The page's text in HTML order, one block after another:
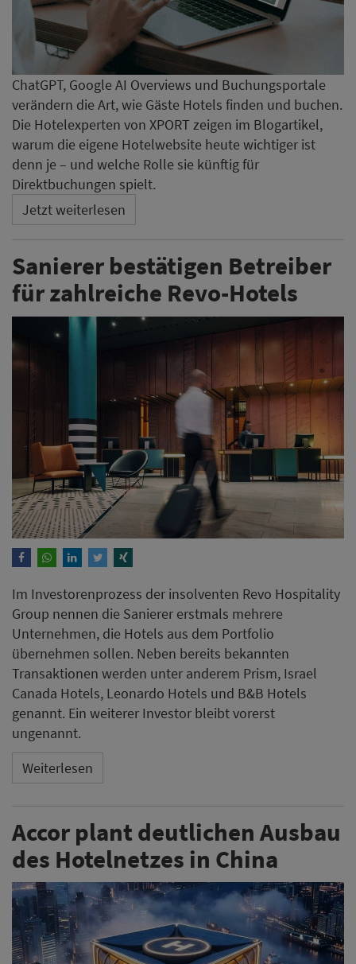
ChatGPT, Google AI Overviews und Buchungsportale
verändern die Art, wie Gäste Hotels finden und buchen.
Die Hotelexperten von XPORT zeigen im Blogartikel,
warum die eigene Hotelwebsite heute wichtiger ist
denn je – und welche Rolle sie künftig für
Direktbuchungen spielt.
Jetzt weiterlesen
Sanierer bestätigen Betreiber
für zahlreiche Revo-Hotels
Im Investorenprozess der insolventen Revo Hospitality
Group nennen die Sanierer erstmals mehrere
Unternehmen, die Hotels aus dem Portfolio
übernehmen sollen. Neben bereits bekannten
Transaktionen werden unter anderem Prism, Israel
Canada Hotels, Leonardo Hotels und B&B Hotels
genannt. Ein weiterer Investor bleibt vorerst
ungenannt.
Weiterlesen
Accor plant deutlichen Ausbau
des Hotelnetzes in China